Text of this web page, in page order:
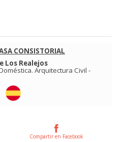
CONSISTORIAL
Los Realejos
. Arquitectura Civil -
Compartir en Facebook